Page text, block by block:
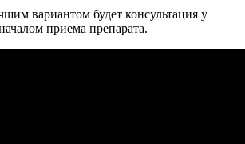
вариантом будет консультация у
приема препарата.